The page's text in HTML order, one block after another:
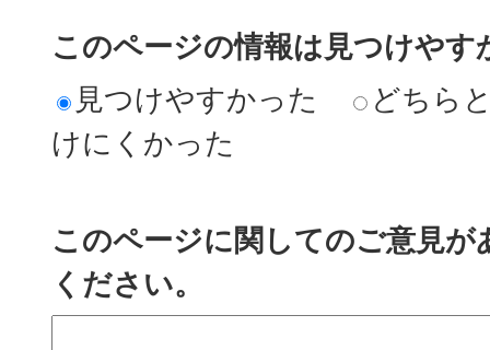
このページの情報は見つけやす
見つけやすかった
どちら
けにくかった
このページに関してのご意見
ください。